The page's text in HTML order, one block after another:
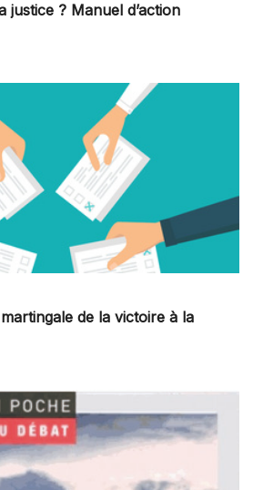
? Manuel d’action
de la victoire à la